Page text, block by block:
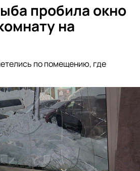
пробила окно
на
по помещению, где